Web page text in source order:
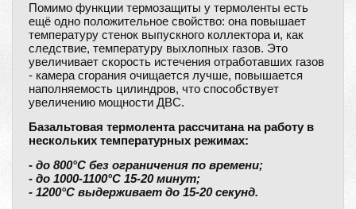
Помимо функции термозащиты у термоленты есть
ещё одно положительное свойство: она повышает
температуру стенок выпускного коллектора и, как
следствие, температуру выхлопных газов. Это
увеличивает скорость истечения отработавших газов
- камера сгорания очищается лучше, повышается
наполняемость цилиндров, что способствует
увеличению мощности ДВС.
Базальтовая термолента рассчитана на работу в
нескольких температурных режимах:
- до 800°С без ограничения по времени;
- до 1000-1100°С 15-20 минут;
- 1200°С выдерживает до 15-20 секунд.